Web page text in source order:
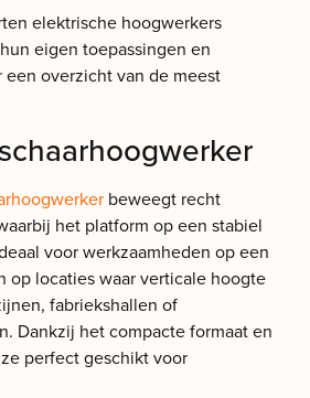
elektrische hoogwerkers
eigen toepassingen en
overzicht van de meest
beweegt recht
het platform op een stabiel
voor werkzaamheden op een
op locaties waar verticale hoogte
fabriekshallen of
Dankzij het compacte formaat en
perfect geschikt voor